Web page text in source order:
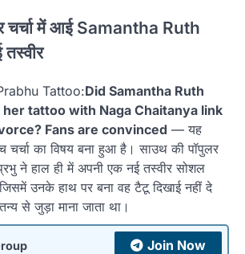
चर्चा में आई Samantha Ruth
Tattoo:Did Samantha Ruth
tattoo with Naga Chaitanya link
Fans are convinced — यह
का विषय बना हुआ है। साउथ की पॉपुलर
ने हाल ही में अपनी एक नई तस्वीर सोशल
उनके हाथ पर बना वह टैटू दिखाई नहीं दे
से जुड़ा माना जाता था।
Join Now